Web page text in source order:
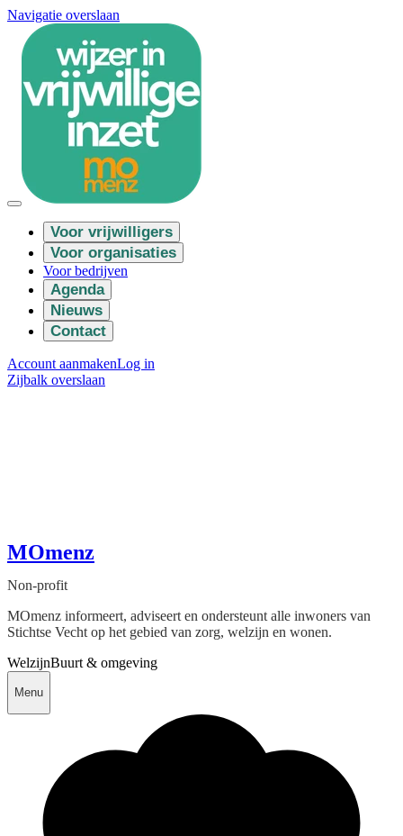
Navigatie overslaan
Voor vrijwilligers
Voor organisaties
Voor bedrijven
Agenda
Nieuws
Contact
Account aanmakenLog in
Zijbalk overslaan
MOmenz
Non-profit
MOmenz informeert, adviseert en ondersteunt alle inwoners van
Stichtse Vecht op het gebied van zorg, welzijn en wonen.
WelzijnBuurt & omgeving
Menu